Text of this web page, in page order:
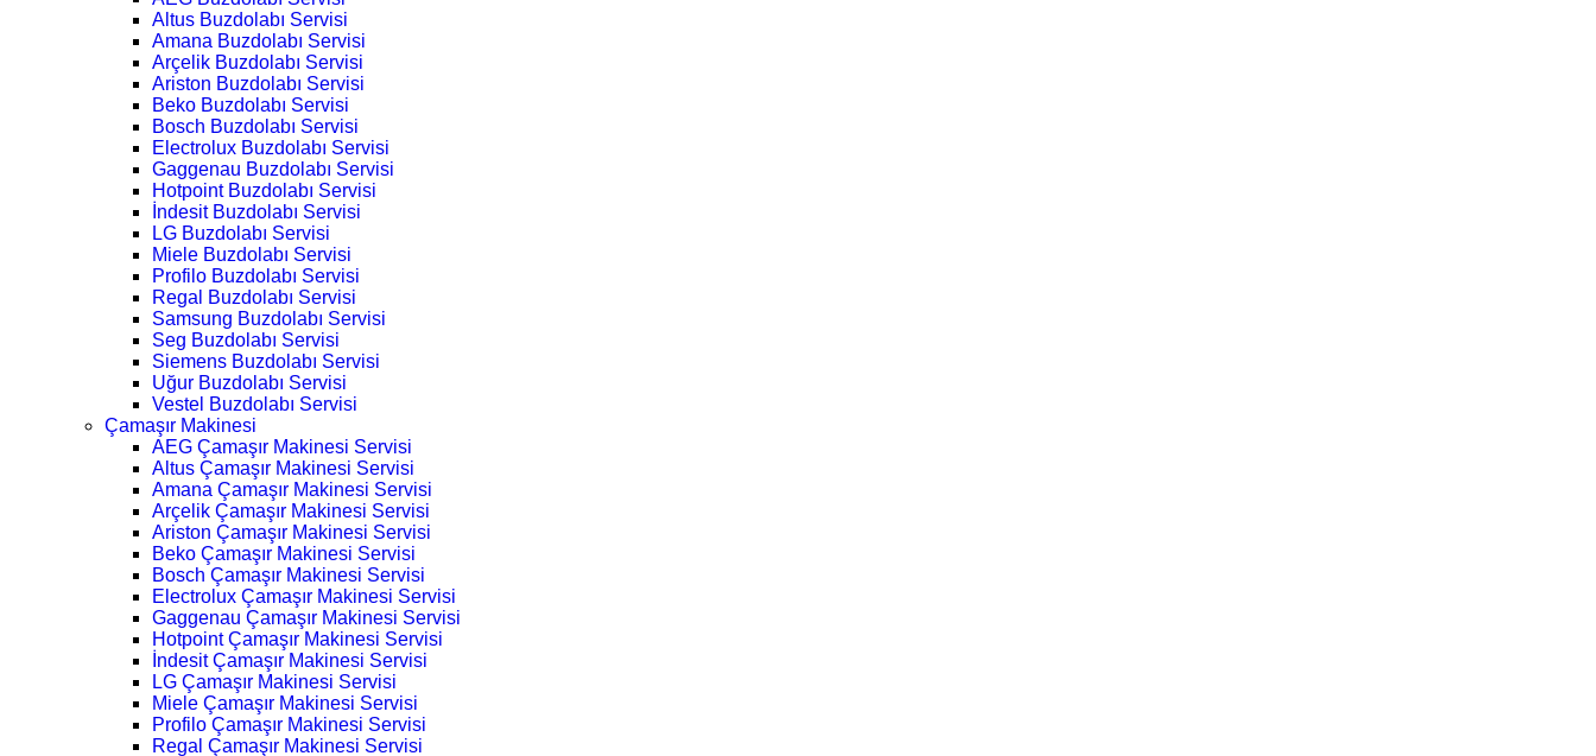
Altus Buzdolabı Servisi
Amana Buzdolabı Servisi
Arçelik Buzdolabı Servisi
Ariston Buzdolabı Servisi
Beko Buzdolabı Servisi
Bosch Buzdolabı Servisi
Electrolux Buzdolabı Servisi
Gaggenau Buzdolabı Servisi
Hotpoint Buzdolabı Servisi
İndesit Buzdolabı Servisi
LG Buzdolabı Servisi
Miele Buzdolabı Servisi
Profilo Buzdolabı Servisi
Regal Buzdolabı Servisi
Samsung Buzdolabı Servisi
Seg Buzdolabı Servisi
Siemens Buzdolabı Servisi
Uğur Buzdolabı Servisi
Vestel Buzdolabı Servisi
Çamaşır Makinesi
AEG Çamaşır Makinesi Servisi
Altus Çamaşır Makinesi Servisi
Amana Çamaşır Makinesi Servisi
Arçelik Çamaşır Makinesi Servisi
Ariston Çamaşır Makinesi Servisi
Beko Çamaşır Makinesi Servisi
Bosch Çamaşır Makinesi Servisi
Electrolux Çamaşır Makinesi Servisi
Gaggenau Çamaşır Makinesi Servisi
Hotpoint Çamaşır Makinesi Servisi
İndesit Çamaşır Makinesi Servisi
LG Çamaşır Makinesi Servisi
Miele Çamaşır Makinesi Servisi
Profilo Çamaşır Makinesi Servisi
Regal Çamaşır Makinesi Servisi